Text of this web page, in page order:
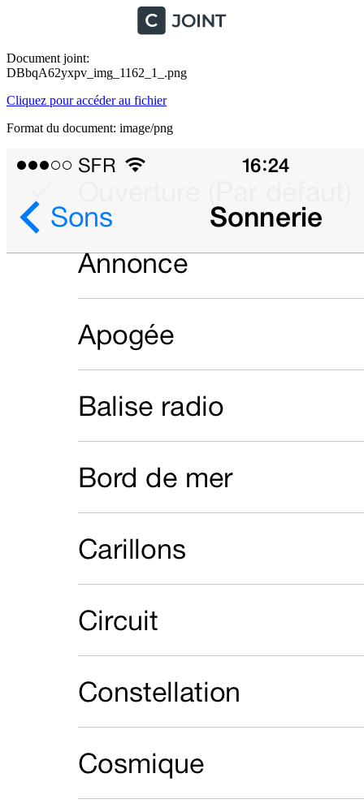
Document joint:
DBbqA62yxpv_img_1162_1_.png
Cliquez pour accéder au fichier
Format du document: image/png